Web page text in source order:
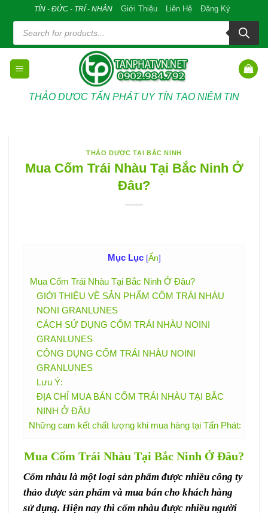
content
TÍN - ĐỨC - TRÍ - NHÂN Giới Thiệu Liên Hệ Đăng Ký
Tìm
kiếm
sản
phẩm
THẢO DƯỢC TẤN PHÁT UY TÍN TẠO NIÊM TIN
THẢO DƯỢC TẠI BẮC NINH
Mua Cốm Trái Nhàu Tại Bắc Ninh Ở
Đâu?
Mục Lục [Ẩn]
Mua Cốm Trái Nhàu Tại Bắc Ninh Ở Đâu?
GIỚI THIỆU VỀ SẢN PHẨM CỐM TRÁI NHÀU
NONI GRANLUNES
CÁCH SỬ DỤNG CỐM TRÁI NHÀU NOINI
GRANLUNES
CÔNG DỤNG CỐM TRÁI NHÀU NOINI
GRANLUNES
Lưu Ý:
ĐỊA CHỈ MUA BÁN CỐM TRÁI NHÀU TẠI BẮC
NINH Ở ĐÂU
Những cam kết chất lượng khi mua hàng tại Tấn Phát:
Mua Cốm Trái Nhàu Tại Bắc Ninh Ở Đâu?
Cốm nhàu là một loại sản phẩm được nhiều công ty
thảo dược sản phẩm và mua bán cho khách hàng
sử dụng. Hiện nay thì cốm nhàu được nhiều người